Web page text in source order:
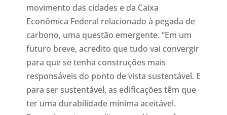
movimento das cidades e da Caixa
Econômica Federal relacionado à pegada de
carbono, uma questão emergente. “Em um
futuro breve, acredito que tudo vai convergir
para que se tenha construções mais
responsáveis do ponto de vista sustentável. E
para ser sustentável, as edificações têm que
ter uma durabilidade mínima aceitável.